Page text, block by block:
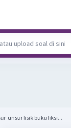
unsur fisik buku fiksi...